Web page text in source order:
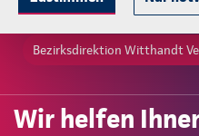
Bezirksdirektion Witthandt
Wir helfen